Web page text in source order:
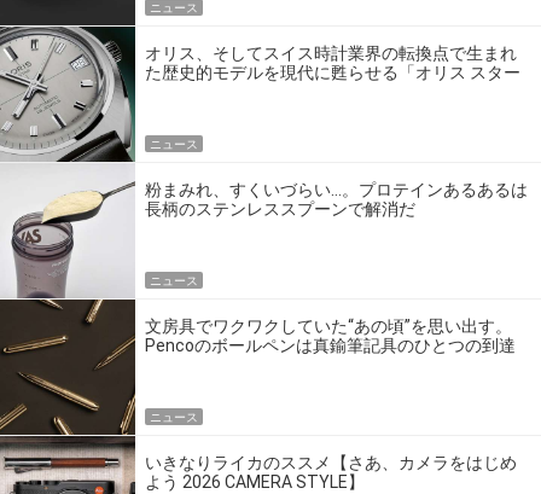
ニュース
オリス、そしてスイス時計業界の転換点で生まれ
た歴史的モデルを現代に甦らせる「オリス スター
ニュース
粉まみれ、すくいづらい…。プロテインあるあるは
長柄のステンレススプーンで解消だ
ニュース
文房具でワクワクしていた“あの頃”を思い出す。
Pencoのボールペンは真鍮筆記具のひとつの到達
ニュース
いきなりライカのススメ【さあ、カメラをはじめ
よう 2026 CAMERA STYLE】